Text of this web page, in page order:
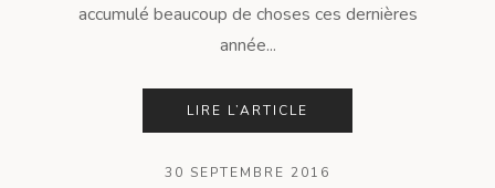
accumulé beaucoup de choses ces dernières
année...
LIRE L’ARTICLE
30 SEPTEMBRE 2016